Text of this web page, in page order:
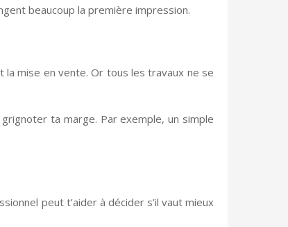
beaucoup la première impression.
mise en vente. Or tous les travaux ne se
ta marge. Par exemple, un simple
peut t’aider à décider s’il vaut mieux